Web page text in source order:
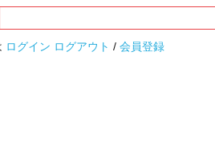
ログイン ログアウト / 会員登録